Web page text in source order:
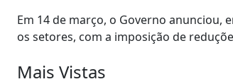
Em 14 de março, o Governo anunciou,
os setores, com a imposição de
Mais Vistas